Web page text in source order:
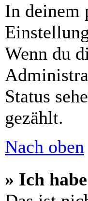
In deinem
Wenn du
Status
gezählt.
Nach oben
» Ich